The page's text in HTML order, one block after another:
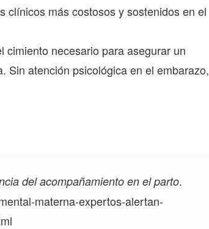
clínicos más costosos y sostenidos en el
necesario para asegurar un
Sin atención psicológica en el embarazo,
del acompañamiento en el parto.
materna-expertos-alertan-